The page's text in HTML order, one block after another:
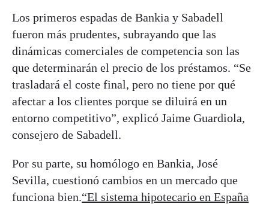
Los primeros espadas de Bankia y Sabadell
fueron más prudentes, subrayando que las
dinámicas comerciales de competencia son las
que determinarán el precio de los préstamos. “Se
trasladará el coste final, pero no tiene por qué
afectar a los clientes porque se diluirá en un
entorno competitivo”, explicó Jaime Guardiola,
consejero de Sabadell.
Por su parte, su homólogo en Bankia, José
Sevilla, cuestionó cambios en un mercado que
funciona bien.“El sistema hipotecario en España